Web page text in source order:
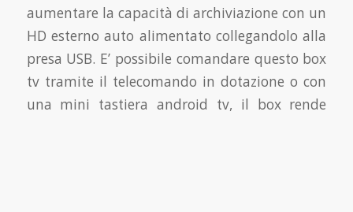
aumentare la capacità di archiviazione con un
HD esterno auto alimentato collegandolo alla
presa USB. E’ possibile comandare questo box
tv tramite il telecomando in dotazione o con
una mini tastiera android tv, il box rende